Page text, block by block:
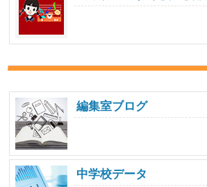
編集室ブログ
中学校データ